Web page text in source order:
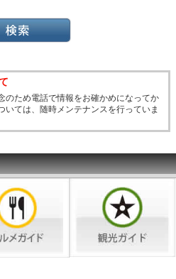
のため電話で情報をお確かめになってか
いては、随時メンテナンスを行っていま